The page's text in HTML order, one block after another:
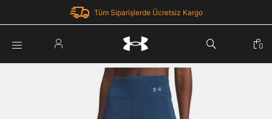
Tüm Siparişlerde Ücretsiz Kargo
0
Parola Yenileme